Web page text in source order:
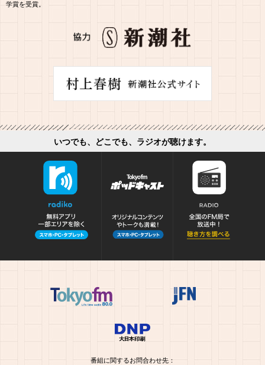
学賞を受賞。
いつでも、どこでも、ラジオが聴けます。
番組に関するお問合わせ先：